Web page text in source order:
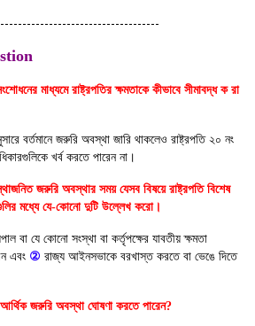
মাধ্যমে রাষ্ট্রপতির ক্ষমতাকে কীভাবে সীমাবদ্ধ ক রা
বর্তমানে জরুরি অবস্থা জারি থাকলেও রাষ্ট্রপতি ২০ নং
খর্ব করতে পারেন না।
জরুরি অবস্থার সময় যেসব বিষয়ে রাষ্ট্রপতি বিশেষ
মধ্যে যে-কোনো দুটি উল্লেখ করো।
বা যে কোনো সংস্থা বা কর্তৃপক্ষের যাবতীয় ক্ষমতা
এবং ② রাজ্য আইনসভাকে বরখাস্ত করতে বা ভেঙে দিতে
আর্থিক জরুরি অবস্থা ঘোষণা করতে পারেন?